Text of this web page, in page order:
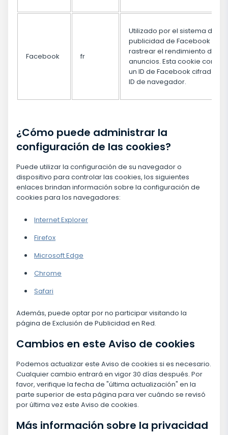
Facebook fr
Utilizado por el sistema de
publicidad de Facebook para
rastrear el rendimiento de los
anuncios. Esta cookie
un ID de Facebook cifrado y
ID de navegador.
¿Cómo puede administrar la
configuración de las cookies?
Puede utilizar la configuración de su navegador o
dispositivo para controlar las cookies, los siguientes
enlaces brindan información sobre la configuración de
cookies para los navegadores:
Internet Explorer
Firefox
Microsoft Edge
Chrome
Safari
Además, puede optar por no participar visitando la
página de Exclusión de Publicidad en Red.
Cambios en este Aviso de cookies
Podemos actualizar este Aviso de cookies si es necesario.
Cualquier cambio entrará en vigor 30 días después. Por
favor, verifique la fecha de "última actualización" en la
parte superior de esta página para ver cuándo se revisó
por última vez este Aviso de cookies.
Más información sobre la privacidad